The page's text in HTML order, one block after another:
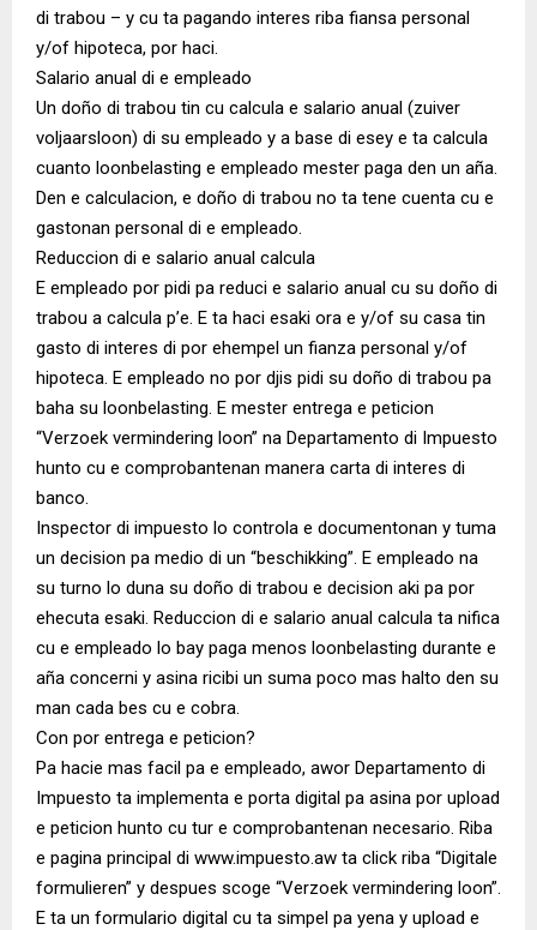
di trabou – y cu ta pagando interes riba fiansa personal
y/of hipoteca, por haci.
Salario anual di e empleado
Un doño di trabou tin cu calcula e salario anual (zuiver
voljaarsloon) di su empleado y a base di esey e ta calcula
cuanto loonbelasting e empleado mester paga den un aña.
Den e calculacion, e doño di trabou no ta tene cuenta cu e
gastonan personal di e empleado.
Reduccion di e salario anual calcula
E empleado por pidi pa reduci e salario anual cu su doño di
trabou a calcula p’e. E ta haci esaki ora e y/of su casa tin
gasto di interes di por ehempel un fianza personal y/of
hipoteca. E empleado no por djis pidi su doño di trabou pa
baha su loonbelasting. E mester entrega e peticion
“Verzoek vermindering loon” na Departamento di Impuesto
hunto cu e comprobantenan manera carta di interes di
banco.
Inspector di impuesto lo controla e documentonan y tuma
un decision pa medio di un “beschikking”. E empleado na
su turno lo duna su doño di trabou e decision aki pa por
ehecuta esaki. Reduccion di e salario anual calcula ta nifica
cu e empleado lo bay paga menos loonbelasting durante e
aña concerni y asina ricibi un suma poco mas halto den su
man cada bes cu e cobra.
Con por entrega e peticion?
Pa hacie mas facil pa e empleado, awor Departamento di
Impuesto ta implementa e porta digital pa asina por upload
e peticion hunto cu tur e comprobantenan necesario. Riba
e pagina principal di www.impuesto.aw ta click riba “Digitale
formulieren” y despues scoge “Verzoek vermindering loon”.
E ta un formulario digital cu ta simpel pa yena y upload e